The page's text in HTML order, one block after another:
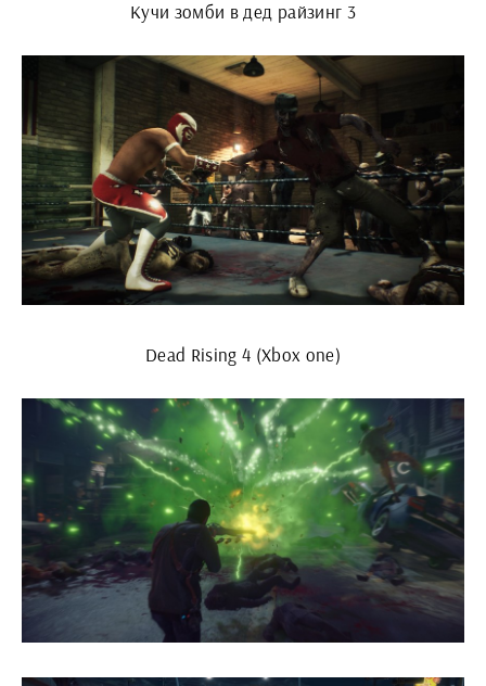
Кучи зомби в дед райзинг 3
Dead Rising 4 (Xbox one)